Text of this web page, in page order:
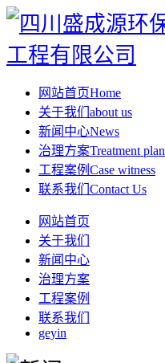
网站首页Home
关于我们 about us
新闻中心News
治理方案Treatment plan
工程案例 Case witness
联系我们 Contact Us
网站首页
关于我们
新闻中心
治理方案
工程案例
联系我们
geyin